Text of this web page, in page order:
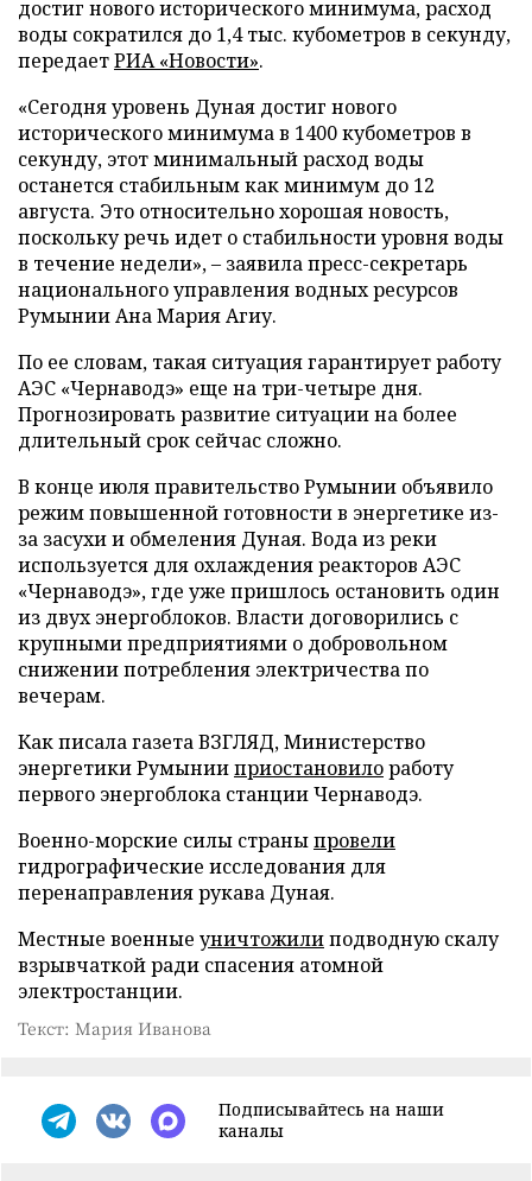
достиг нового исторического минимума, расход
воды сократился до 1,4 тыс. кубометров в секунду,
передаетРИА «Новости».
«Сегодня уровень Дуная достиг нового
исторического минимума в 1400 кубометров в
секунду, этот минимальный расход воды
останется стабильным как минимум до 12
августа. Это относительно хорошая новость,
поскольку речь идет о стабильности уровня воды
в течение недели», – заявила пресс-секретарь
национального управления водных ресурсов
Румынии Ана Мария Агиу.
По ее словам, такая ситуация гарантирует работу
АЭС «Чернаводэ» еще на три-четыре дня.
Прогнозировать развитие ситуации на более
длительный срок сейчас сложно.
В конце июля правительство Румынии объявило
режим повышенной готовности в энергетике из-
за засухи и обмеления Дуная. Вода из реки
используется для охлаждения реакторов АЭС
«Чернаводэ», где уже пришлось остановить один
из двух энергоблоков. Власти договорились с
крупными предприятиями о добровольном
снижении потребления электричества по
вечерам.
Как писала газета ВЗГЛЯД, Министерство
энергетики Румынииприостановилоработу
первого энергоблока станции Чернаводэ.
Военно-морские силы страныпровели
гидрографические исследования для
перенаправления рукава Дуная.
Местные военные уничтожилиподводную скалу
взрывчаткой ради спасения атомной
электростанции.
Текст: Мария Иванова
Подписывайтесь на наши
каналы